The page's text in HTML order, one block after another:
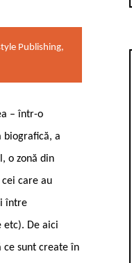
Publishing,
– într-o
biografică, a
o zonă din
care au
între
De aici
sunt create în